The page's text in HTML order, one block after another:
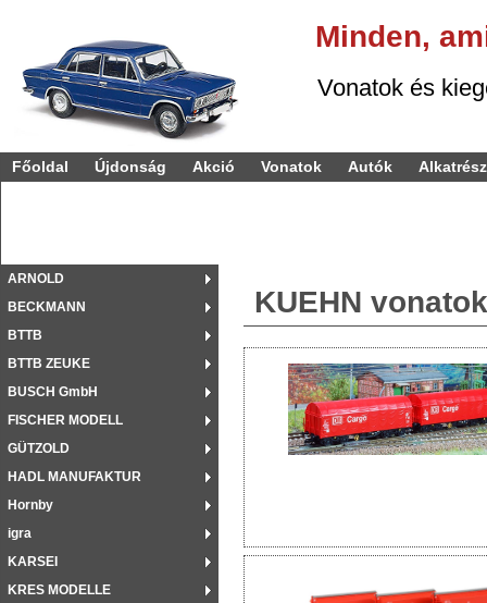
Minden,
Vonatok és
Főoldal Újdonság Akció Vonatok Autók
ARNOLD
BECKMANN
BTTB
BTTB ZEUKE
BUSCH GmbH
FISCHER MODELL
GÜTZOLD
HADL MANUFAKTUR
Hornby
igra
KARSEI
KRES MODELLE
KUEHN vonatok